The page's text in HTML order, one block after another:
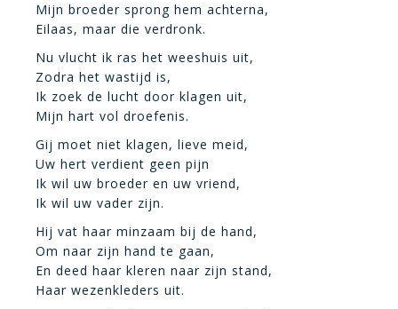
Mijn broeder sprong hem achterna,
Eilaas, maar die verdronk.
Nu vlucht ik ras het weeshuis uit,
Zodra het wastijd is,
Ik zoek de lucht door klagen uit,
Mijn hart vol droefenis.
Gij moet niet klagen, lieve meid,
Uw hert verdient geen pijn
Ik wil uw broeder en uw vriend,
Ik wil uw vader zijn.
Hij vat haar minzaam bij de hand,
Om naar zijn hand te gaan,
En deed haar kleren naar zijn stand,
Haar wezenkleders uit.